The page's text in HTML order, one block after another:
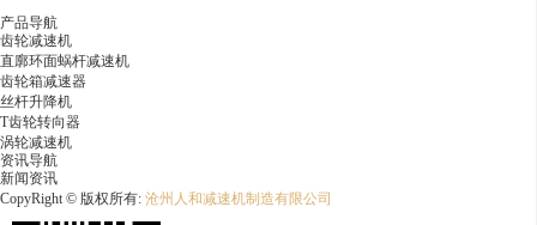
产品导航
齿轮减速机
直廓环面蜗杆减速机
齿轮箱减速器
丝杆升降机
T齿轮转向器
涡轮减速机
资讯导航
新闻资讯
CopyRight © 版权所有: 沧州人和减速机制造有限公司